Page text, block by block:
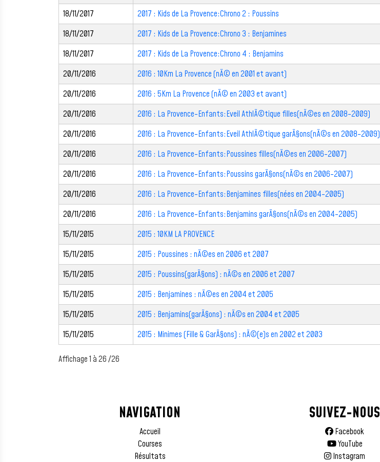
18/11/2017
2017 : Kids de La Provence:Chrono 2 : Poussins
18/11/2017
2017 : Kids de La Provence:Chrono 3 : Benjamines
18/11/2017
2017 : Kids de La Provence:Chrono 4 : Benjamins
20/11/2016
2016 : 10Km La Provence (nÃ© en 2001 et avant)
20/11/2016
2016 : 5Km La Provence (nÃ© en 2003 et avant)
20/11/2016
2016 : La Provence-Enfants:Eveil AthlÃ©tique filles(nÃ©es en 2008-2009)
20/11/2016
2016 : La Provence-Enfants:Eveil AthlÃ©tique garÃ§ons(nÃ©s en 2008-2009)
20/11/2016
2016 : La Provence-Enfants:Poussines filles(nÃ©es en 2006-2007)
20/11/2016
2016 : La Provence-Enfants:Poussins garÃ§ons(nÃ©s en 2006-2007)
20/11/2016
2016 : La Provence-Enfants:Benjamines filles(nées en 2004-2005)
20/11/2016
2016 : La Provence-Enfants:Benjamins garÃ§ons(nÃ©s en 2004-2005)
15/11/2015
2015 : 10KM LA PROVENCE
15/11/2015
2015 : Poussines : nÃ©es en 2006 et 2007
15/11/2015
2015 : Poussins(garÃ§ons) : nÃ©s en 2006 et 2007
15/11/2015
2015 : Benjamines : nÃ©es en 2004 et 2005
15/11/2015
2015 : Benjamins(garÃ§ons) : nÃ©s en 2004 et 2005
15/11/2015
2015 : Minimes (Fille & GarÃ§ons) : nÃ©(e)s en 2002 et 2003
Affichage 1 à 26 /26
NAVIGATION
Accueil
Courses
Résultats
SUIVEZ-NOUS
Facebook
YouTube
Instagram